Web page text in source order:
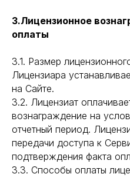
3.Лицензионное
оплаты
3.1. Размер
Лицензиара
на Сайте.
3.2. Лицензиат
вознаграждение на
отчетный период.
передачи доступа к
подтверждения факта
3.3. Способы оплаты